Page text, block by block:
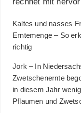
Kaltes und nasses
Erntemenge – So
richtig
Jork – In
Zwetschenernte
in diesem Jahr
Pflaumen und